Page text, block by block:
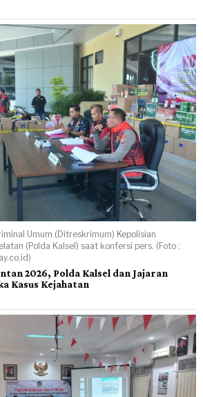
Umum (Ditreskrimum) Kepolisian
(Polda Kalsel) saat konfersi pers. (Foto :
2026, Polda Kalsel dan Jajaran
Kasus Kejahatan